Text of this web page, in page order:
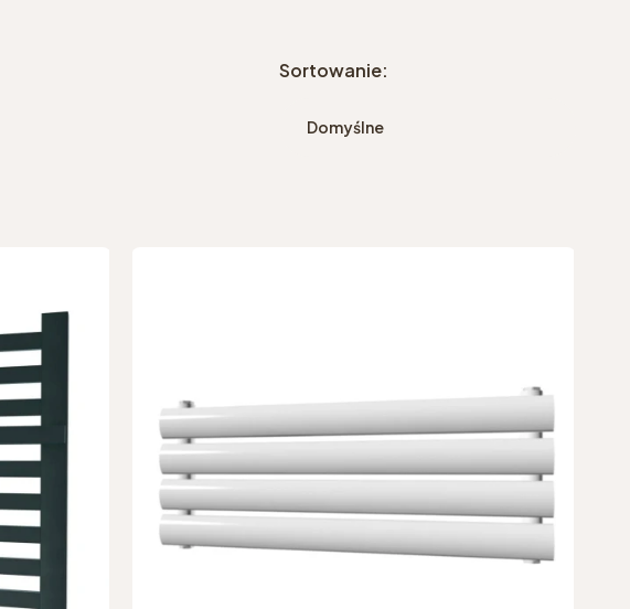
Sortowanie:
Domyślne